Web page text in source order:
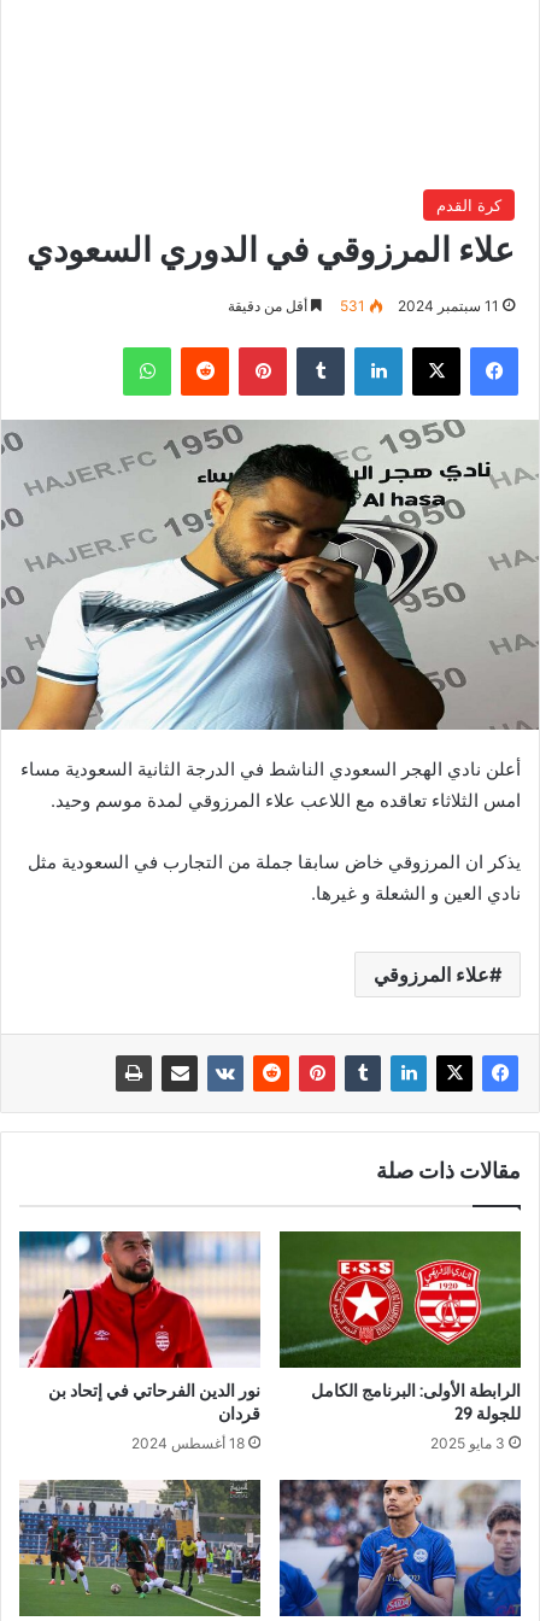
كرة القدم
علاء المرزوقي في الدوري السعودي
11 سبتمبر 2024 531 أقل من دقيقة
فيسبوك ‫X لينكدإن بينتيريست واتساب
أعلن نادي الهجر السعودي الناشط في الدرجة الثانية السعودية مساء
امس الثلاثاء تعاقده مع اللاعب علاء المرزوقي لمدة موسم وحيد.
يذكر ان المرزوقي خاض سابقا جملة من التجارب في السعودية مثل
نادي العين و الشعلة و غيرها.
علاء المرزوقي
مقالات ذات صلة
الرابطة الأولى: البرنامج الكامل
للجولة 29
3 مايو 2025
نور الدين الفرحاتي في إتحاد بن
قردان
18 أغسطس 2024